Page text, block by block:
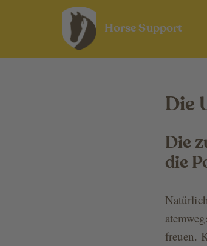
Horse Support
Die
Die
die
freuen.